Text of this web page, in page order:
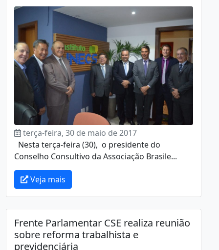
terça-feira, 30 de maio de 2017
Nesta terça-feira (30), o presidente do
Conselho Consultivo da Associação Brasile...
Veja mais
Frente Parlamentar CSE realiza reunião
sobre reforma trabalhista e
previdenciária